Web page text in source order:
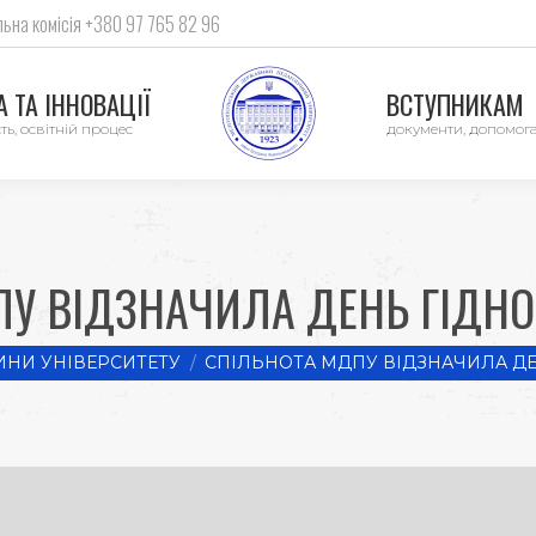
комісія +380 97 765 82 96
ТА ІННОВАЦІЇ
освітній процес
ВСТУПНИКАМ
документи,
ВІДЗНАЧИЛА ДЕНЬ
УНІВЕРСИТЕТУ СПІЛЬНОТА МДПУ ВІДЗНАЧИЛА